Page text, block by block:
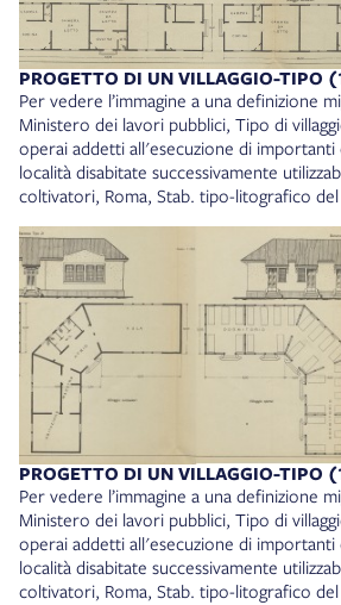
PROGETTO DI UN VILLAGGIO-TIPO
Per vedere l’immagine a una definizione
Ministero dei lavori pubblici, Tipo di
operai addetti all'esecuzione di
località disabitate successivamente
coltivatori, Roma, Stab. tipo-litografico
PROGETTO DI UN VILLAGGIO-TIPO
Per vedere l’immagine a una definizione
Ministero dei lavori pubblici, Tipo di
operai addetti all'esecuzione di
località disabitate successivamente
coltivatori, Roma, Stab. tipo-litografico